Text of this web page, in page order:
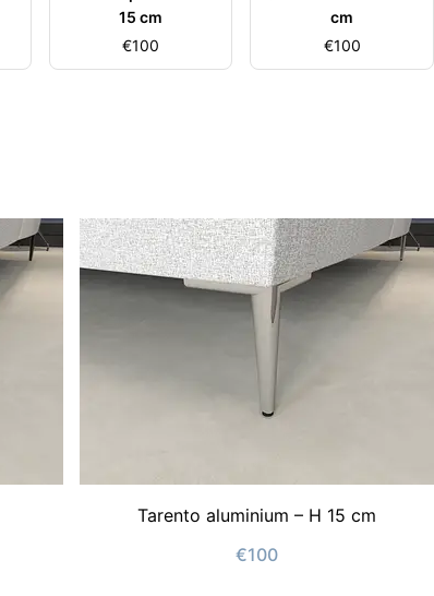
15 cm
€100
cm
€100
Tarento aluminium – H 15 cm
€100